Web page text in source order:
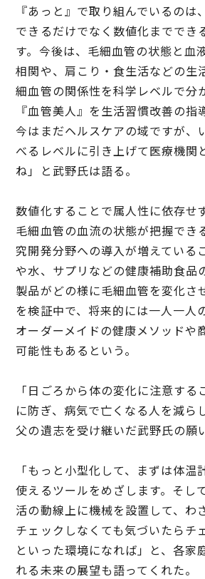
『あっと』で取り組んでいるのは
できるだけでなく数値化まででき
す。今後は、毛細血管の状態と血
相関や、肩こり・食生活などの生
細血管の関係性を科学レベルで分
『血管美人』を生活習慣改善の指
今はまだヘルスケアの域ですが、
べるレベルに引き上げて医療機関
ね」と武野氏は語る。
数値化することで属人性に依存せ
毛細血管の血流の状態が把握でき
究開発分野への導入が増えている
や水、サプリなどの健康補助食品
製品がどの様に毛細血管を変化さ
を検証中で、将来的には一人一人
オーダーメイドの健康メソッドや
可能性もあるという。
「日ごろから体の変化に注意す
に防ぎ、病気で亡くなる人を減ら
父の遺志を受け継いだ武野氏の願
「もっと小型化して、まずは体温
使えるツールをめざします。そし
活の動線上に機械を設置して、わ
チェックしなくても気づいたらチ
といった環境になれば」と、各家
れる未来の展望も語ってくれた。